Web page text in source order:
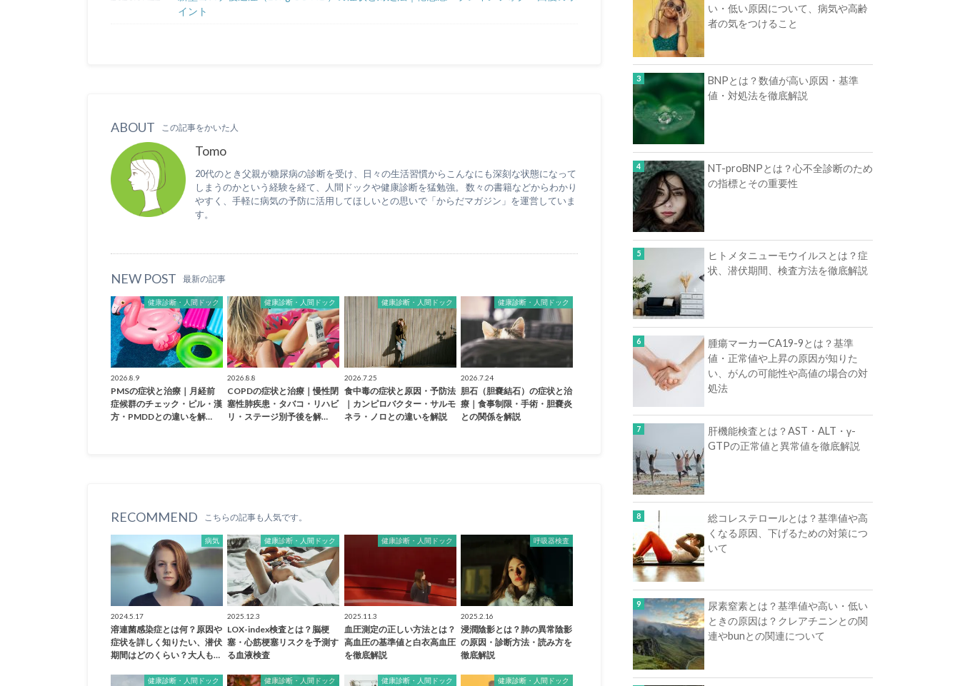
イント
ABOUT この記事をかいた人
Tomo
20代のとき父親が糖尿病の診断を受け、日々の生活習慣からこんなにも深刻な状態になって
しまうのかという経験を経て、人間ドックや健康診断を猛勉強。 数々の書籍などからわかり
やすく、手軽に病気の予防に活用してほしいとの思いで「からだマガジン」を運営していま
す。
NEW POST 最新の記事
健康診断・人間ドック
2026.8.9
PMSの症状と治療｜月経前
症候群のチェック・ピル・漢
方・PMDDとの違いを解…
健康診断・人間ドック
2026.8.8
COPDの症状と治療｜慢性閉
塞性肺疾患・タバコ・リハビ
リ・ステージ別予後を解…
健康診断・人間ドック
2026.7.25
食中毒の症状と原因・予防法
｜カンピロバクター・サルモ
ネラ・ノロとの違いを解説
健康診断・人間ドック
2026.7.24
胆石（胆嚢結石）の症状と治
療｜食事制限・手術・胆嚢炎
との関係を解説
RECOMMEND こちらの記事も人気です。
病気
2024.5.17
溶連菌感染症とは何？原因や
症状を詳しく知りたい、潜伏
期間はどのくらい？大人も…
健康診断・人間ドック
2025.12.3
LOX-index検査とは？脳梗
塞・心筋梗塞リスクを予測す
る血液検査
健康診断・人間ドック
2025.11.3
血圧測定の正しい方法とは？
高血圧の基準値と白衣高血圧
を徹底解説
呼吸器検査
2025.2.16
浸潤陰影とは？肺の異常陰影
の原因・診断方法・読み方を
徹底解説
健康診断・人間ドック 健康診断・人間ドック 健康診断・人間ドック 健康診断・人間ドック
い・低い原因について、病気や高齢
者の気をつけること
BNPとは？数値が高い原因・基準
値・対処法を徹底解説
NT-proBNPとは？心不全診断のため
の指標とその重要性
ヒトメタニューモウイルスとは？症
状、潜伏期間、検査方法を徹底解説
腫瘍マーカーCA19-9とは？基準
値・正常値や上昇の原因が知りた
い、がんの可能性や高値の場合の対
処法
肝機能検査とは？AST・ALT・γ-
GTPの正常値と異常値を徹底解説
総コレステロールとは？基準値や高
くなる原因、下げるための対策につ
いて
尿素窒素とは？基準値や高い・低い
ときの原因は？クレアチニンとの関
連やbunとの関連について